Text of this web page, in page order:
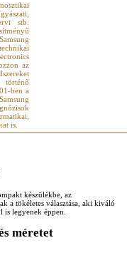
stb.
az
történő
ben a
is.
készülékbe, az
a tökéletes választása, aki kiváló
legyenek éppen.
méretet